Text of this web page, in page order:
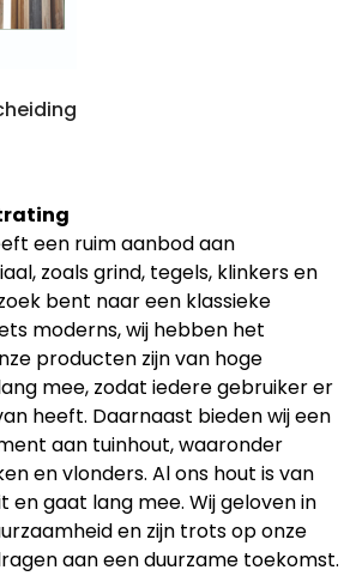
een ruim aanbod aan
zoals grind, tegels, klinkers en
bent naar een klassieke
moderns, wij hebben het
producten zijn van hoge
mee, zodat iedere gebruiker er
heeft. Daarnaast bieden wij een
aan tuinhout, waaronder
en vlonders. Al ons hout is van
en gaat lang mee. Wij geloven in
en zijn trots op onze
aan een duurzame toekomst.